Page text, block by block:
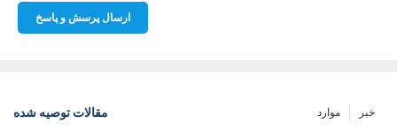
ارسال پرسش و پاسخ
مقالات توصیه شده خبر موارد